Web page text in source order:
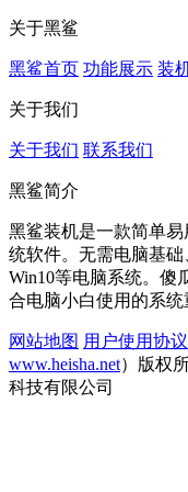
关于黑鲨
黑鲨首页 功能展示 装
关于我们
关于我们 联系我们
黑鲨简介
黑鲨装机是一款简单
统软件。无需电脑基础
Win10等电脑系统。傻
合电脑小白使用的系统
网站地图 用户使用协议
www.heisha.net）版权
科技有限公司